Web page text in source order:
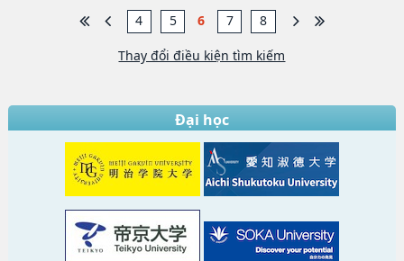
4 5 6 7 8
Thay đổi điều kiện tìm kiếm
Đại học